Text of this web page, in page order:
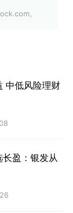
。
中低风险理财
盈：银发从